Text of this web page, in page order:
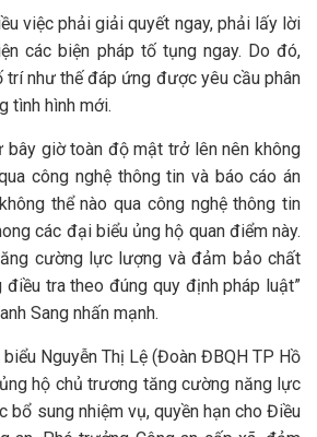
việc phải giải quyết ngay, phải lấy lời
các biện pháp tố tụng ngay. Do đó,
trí như thế đáp ứng được yêu cầu phân
tình hình mới.
bây giờ toàn độ mật trở lên nên không
công nghệ thông tin và báo cáo án
thể nào qua công nghệ thông tin
các đại biểu ủng hộ quan điểm này.
cường lực lượng và đảm bảo chất
tra theo đúng quy định pháp luật”
Sang nhấn mạnh.
Nguyễn Thị Lệ (Đoàn ĐBQH TP Hồ
hộ chủ trương tăng cường năng lực
bổ sung nhiệm vụ, quyền hạn cho Điều